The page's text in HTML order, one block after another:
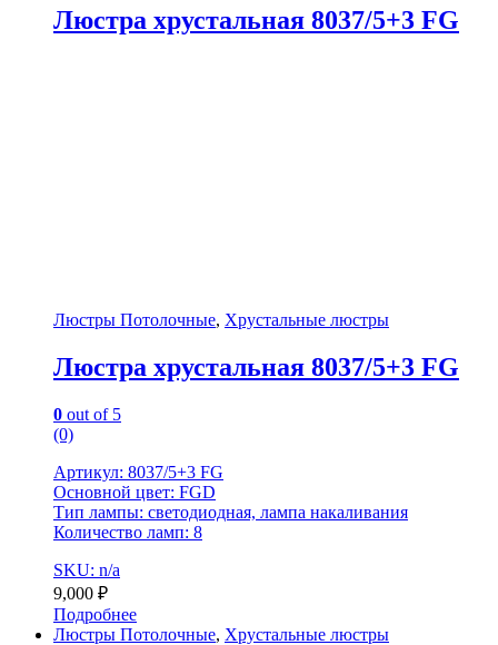
Люстра хрустальная 8037/5+3 FG
Люстры Потолочные, Хрустальные люстры
Люстра хрустальная 8037/5+3 FG
0 out of 5
(0)
Артикул: 8037/5+3 FG
Основной цвет: FGD
Тип лампы: светодиодная, лампа накаливания
Количество ламп: 8
SKU: n/a
9,000 ₽
Подробнее
Люстры Потолочные, Хрустальные люстры